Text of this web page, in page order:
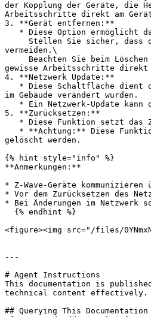
der Kopplung der Geräte, die
Arbeitsschritte direkt am
3. **Gerät entfernen:**
vermeiden.\
gewisse Arbeitsschritte direkt
4. **Netzwerk Update:**
im Gebäude verändert wurden.
5. **Zurücksetzen:**
gelöscht werden.
{% hint style="info" %}
**Anmerkungen:**
* Z-Wave-Geräte
* Vor dem Zurücksetzen des
* Bei Änderungen im Netzwerk
<figure><img src="/files/
---
# Agent Instructions
This documentation is
technical content effectively.
## Querying This Documentation